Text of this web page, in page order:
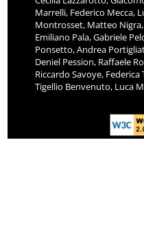
Marrelli, Federico Mecca,
Montrosset, Matteo
Emiliano Pala, Gabriele
Ponsetto, Andrea
Deniel Pession, Raffaele
Riccardo Savoye,
Tigellio Benvenuto, Luca